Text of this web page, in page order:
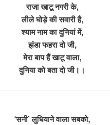
राजा खाटू नगरी के,
लीले घोड़े की सवारी है,
श्याम नाम का दुनियां में,
झंडा फहरा दो जी,
मेरा बाप हैं खाटू वाला,
दुनिया को बता दो जी।।
‘सनी’ लुधियाने वाला सबको,